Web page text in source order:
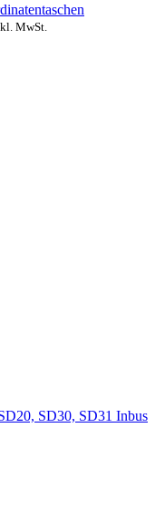
MwSt.
SD30, SD31 Inbus